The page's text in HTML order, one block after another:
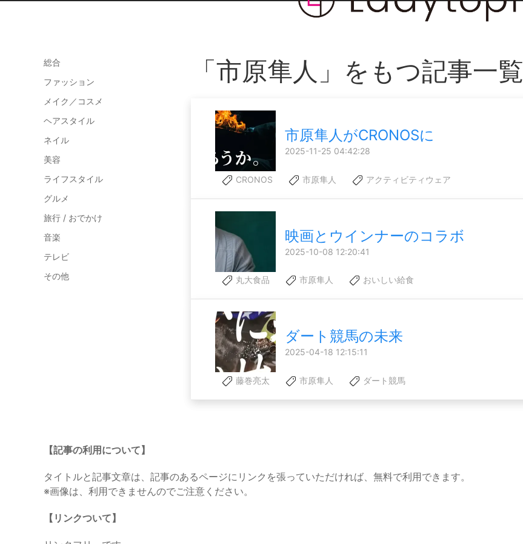
総合
ファッション
メイク／コスメ
ヘアスタイル
ネイル
美容
ライフスタイル
グルメ
旅行 / おでかけ
音楽
テレビ
その他
「市原隼人」をもつ記事一覧
市原隼人がCRONOSに
2025-11-25 04:42:28
CRONOS 市原隼人 アクティビティウェア
映画とウインナーのコラボ
2025-10-08 12:20:41
丸大食品 市原隼人 おいしい給食
ダート競馬の未来
2025-04-18 12:15:11
藤巻亮太 市原隼人 ダート競馬
【記事の利用について】
タイトルと記事文章は、記事のあるページにリンクを張っていただければ、無料で利用できます。
※画像は、利用できませんのでご注意ください。
【リンクついて】